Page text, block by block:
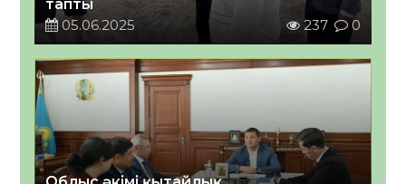
тапты
05.06.2025
237 0